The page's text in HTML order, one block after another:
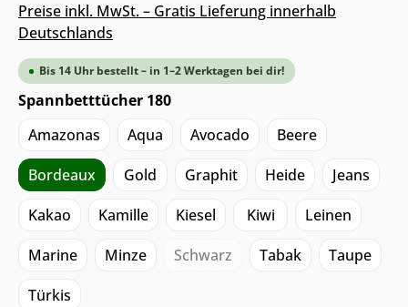
Preise inkl. MwSt. – Gratis Lieferung innerhalb
Deutschlands
Bis 14 Uhr bestellt – in 1–2 Werktagen bei dir!
Spannbetttücher 180
Amazonas
Aqua Avocado
Beere
Bordeaux
Gold Graphit Heide
Jeans
Kakao
Kamille Kiesel Kiwi
Leinen
Marine
Minze Schwarz Tabak
Taupe
Türkis